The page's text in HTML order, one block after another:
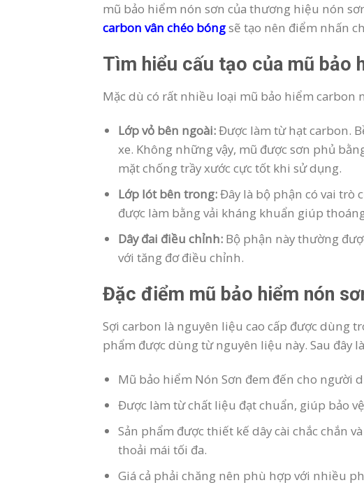
mũ bảo hiểm nón sơn của thương hiệu nón
carbon vân chéo bóngsẽ tạo nên điểm nhấn
Tìm hiểu cấu tạo của mũ bảo
Mặc dù có rất nhiều loại mũ bảo hiểm
Lớp vỏ bên ngoài:Được làm từ hạt carbon.
xe. Không những vậy, mũ được sơn phủ
mặt chống trầy xước cực tốt khi sử dụng.
Lớp lót bên trong:Đây là bộ phận có vai trò
được làm bằng vải kháng khuẩn giúp
Dây đai điều chỉnh: Bộ phận này thường
với tăng đơ điều chỉnh.
Đặc điểm mũ bảo hiểm nón
Sợi carbon là nguyên liệu cao cấp được dùng
phẩm được dùng từ nguyên liệu này. Sau đây
Mũ bảo hiểm Nón Sơn đem đến cho người
Được làm từ chất liệu đạt chuẩn, giúp bảo
Sản phẩm được thiết kế dây cài chắc chắn
thoải mái tối đa.
Giá cả phải chăng nên phù hợp với nhiều